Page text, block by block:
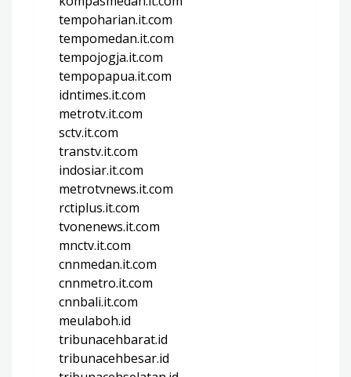
tempoharian.it.com
tempomedan.it.com
tempojogja.it.com
tempopapua.it.com
idntimes.it.com
metrotv.it.com
sctv.it.com
transtv.it.com
indosiar.it.com
metrotvnews.it.com
rctiplus.it.com
tvonenews.it.com
mnctv.it.com
cnnmedan.it.com
cnnmetro.it.com
cnnbali.it.com
meulaboh.id
tribunacehbarat.id
tribunacehbesar.id